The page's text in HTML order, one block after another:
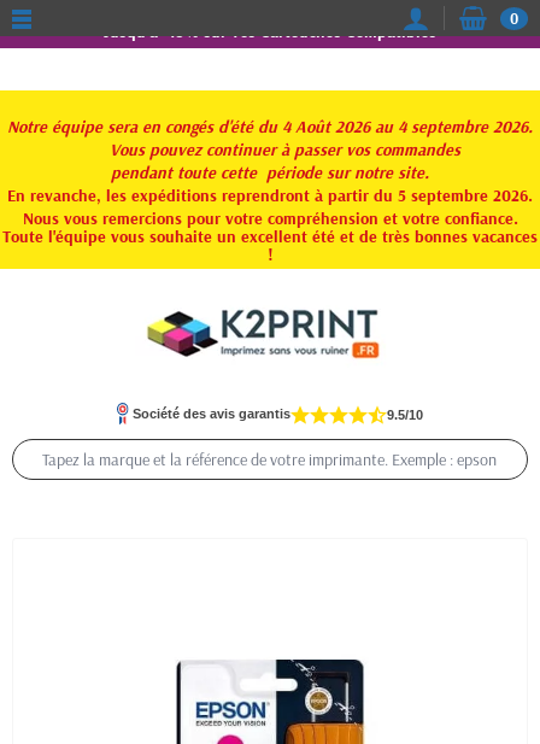
Jusqu'à -15% sur vos Cartouches Compatibles
Notre équipe sera en congés d'été du 4 Août 2026 au 4 septembre 2026.
Vous pouvez continuer à passer vos commandes
pendant toute cette période sur notre site.
En revanche, les expéditions reprendront à partir du 5 septembre 2026.
Nous vous remercions pour votre compréhension et votre confiance.
Toute l'équipe vous souhaite un excellent été et de très bonnes vacances
!
0
Société des avis garantis 9.5/10